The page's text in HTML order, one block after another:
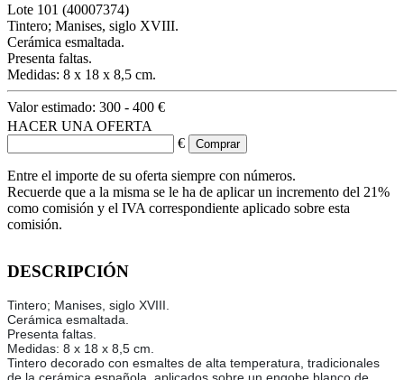
Lote 101 (40007374)
Tintero; Manises, siglo XVIII.
Cerámica esmaltada.
Presenta faltas.
Medidas: 8 x 18 x 8,5 cm.
Valor estimado: 300 - 400 €
HACER UNA OFERTA
€
Entre el importe de su oferta siempre con números.
Recuerde que a la misma se le ha de aplicar un incremento del 21%
como comisión y el IVA correspondiente aplicado sobre esta
comisión.
DESCRIPCIÓN
Tintero; Manises, siglo XVIII.
Cerámica esmaltada.
Presenta faltas.
Medidas: 8 x 18 x 8,5 cm.
Tintero decorado con esmaltes de alta temperatura, tradicionales